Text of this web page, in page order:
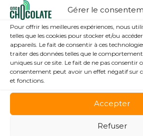
Gérer le
Pour offrir les meilleures expériences, nous
telles que les cookies pour stocker et/ou
appareils. Le fait de consentir à ces
traiter des données telles que le
uniques sur ce site. Le fait de ne pas consentir
consentement peut avoir un effet négatif sur
et fonctions.
Accepter
Refuser
21 janvier 2026
« Pionniers », anatomie des
Tech : Guillaume Grallet, Le